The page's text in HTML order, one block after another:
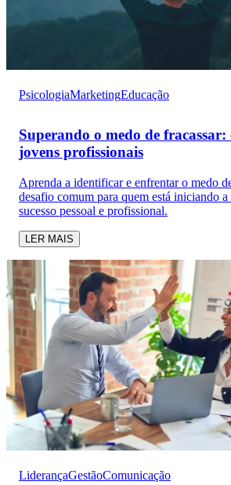
PsicologiaMarketingEducação
Superando o medo de fracassar:
jovens profissionais
Aprenda a identificar e enfrentar o medo
desafio comum para quem está iniciando
sucesso pessoal e profissional.
LER MAIS
LiderançaGestãoComunicação